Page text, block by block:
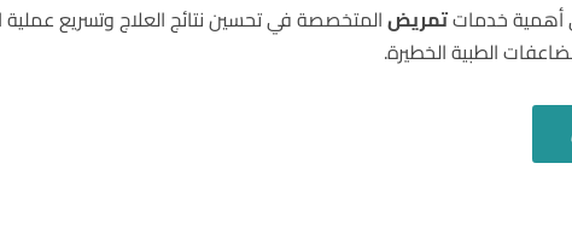
أهمية خدماتتمريضالمتخصصة في تحسين نتائج العلاج وتسريع عملية
الطبية الخطيرة.